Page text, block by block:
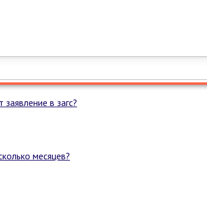
в загс?
месяцев?